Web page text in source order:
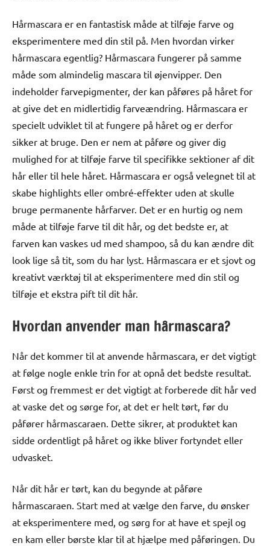
Hårmascara er en fantastisk måde at tilføje farve og
eksperimentere med din stil på. Men hvordan virker
hårmascara egentlig? Hårmascara fungerer på samme
måde som almindelig mascara til øjenvipper. Den
indeholder farvepigmenter, der kan påføres på håret for
at give det en midlertidig farveændring. Hårmascara er
specielt udviklet til at fungere på håret og er derfor
sikker at bruge. Den er nem at påføre og giver dig
mulighed for at tilføje farve til specifikke sektioner af dit
hår eller til hele håret. Hårmascara er også velegnet til at
skabe highlights eller ombré-effekter uden at skulle
bruge permanente hårfarver. Det er en hurtig og nem
måde at tilføje farve til dit hår, og det bedste er, at
farven kan vaskes ud med shampoo, så du kan ændre dit
look lige så tit, som du har lyst. Hårmascara er et sjovt og
kreativt værktøj til at eksperimentere med din stil og
tilføje et ekstra pift til dit hår.
Hvordan anvender man hårmascara?
Når det kommer til at anvende hårmascara, er det vigtigt
at følge nogle enkle trin for at opnå det bedste resultat.
Først og fremmest er det vigtigt at forberede dit hår ved
at vaske det og sørge for, at det er helt tørt, før du
påfører hårmascaraen. Dette sikrer, at produktet kan
sidde ordentligt på håret og ikke bliver fortyndet eller
udvasket.
Når dit hår er tørt, kan du begynde at påføre
hårmascaraen. Start med at vælge den farve, du ønsker
at eksperimentere med, og sørg for at have et spejl og
en kam eller børste klar til at hjælpe med påføringen. Du